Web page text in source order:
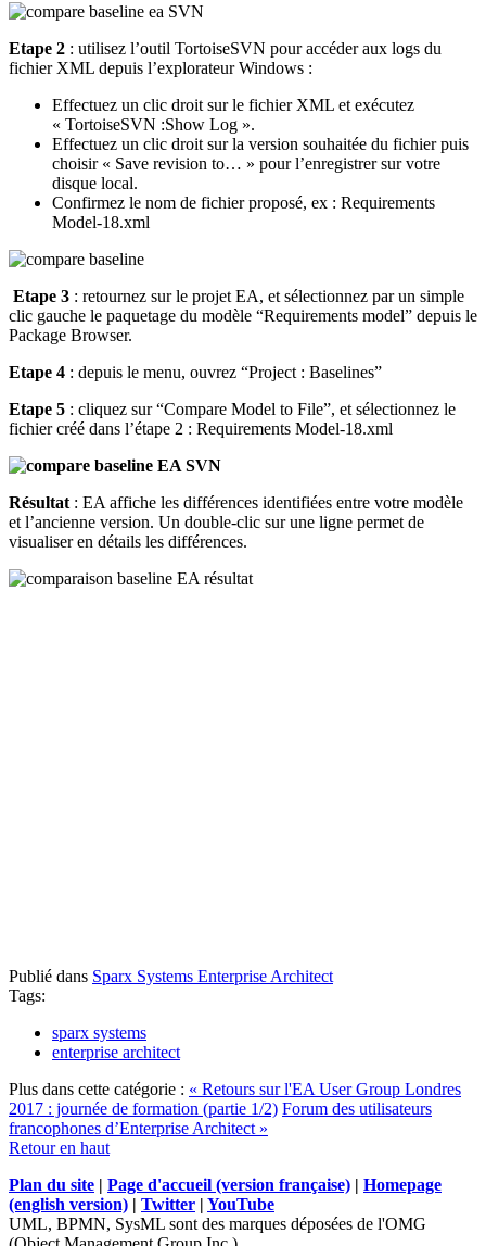
Etape 2 : utilisez l’outil TortoiseSVN pour accéder aux logs du
fichier XML depuis l’explorateur Windows :
Effectuez un clic droit sur le fichier XML et exécutez
« TortoiseSVN :Show Log ».
Effectuez un clic droit sur la version souhaitée du fichier puis
choisir « Save revision to… » pour l’enregistrer sur votre
disque local.
Confirmez le nom de fichier proposé, ex : Requirements
Model-18.xml
Etape 3 : retournez sur le projet EA, et sélectionnez par un simple
clic gauche le paquetage du modèle “Requirements model” depuis le
Package Browser.
Etape 4 : depuis le menu, ouvrez “Project : Baselines”
Etape 5 : cliquez sur “Compare Model to File”, et sélectionnez le
fichier créé dans l’étape 2 : Requirements Model-18.xml
Résultat : EA affiche les différences identifiées entre votre modèle
et l’ancienne version. Un double-clic sur une ligne permet de
visualiser en détails les différences.
Publié dans Sparx Systems Enterprise Architect
Tags:
sparx systems
enterprise architect
Plus dans cette catégorie : « Retours sur l'EA User Group Londres
2017 : journée de formation (partie 1/2) Forum des utilisateurs
francophones d’Enterprise Architect »
Retour en haut
Plan du site | Page d'accueil (version française) | Homepage
(english version) | Twitter | YouTube
UML, BPMN, SysML sont des marques déposées de l'OMG